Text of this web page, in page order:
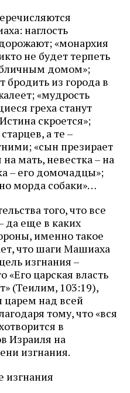
наглость
«монархия
не будет терпеть
домом»;
из города в
«мудрость
греха станут
скроется»;
а те –
«сын презирает
мать, невестка – на
– его домочадцы»;
морда собаки»…
того, что все
да еще в каких
именно такое
что шаги Машиаха
изгнания –
«Его царская власть
(Теилим, 103:19),
царем над всей
тому, что «вся
в
Израиля на
изгнания.
изгнания